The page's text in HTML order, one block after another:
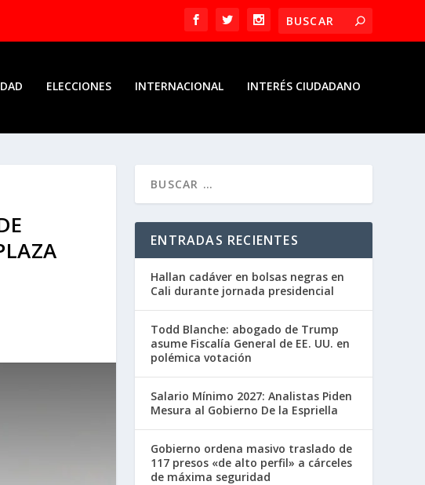
ELECCIONES INTERNACIONAL INTERÉS CIUDADANO
ENTRADAS RECIENTES
Hallan cadáver en bolsas negras en
Cali durante jornada presidencial
Todd Blanche: abogado de Trump
asume Fiscalía General de EE. UU. en
polémica votación
Salario Mínimo 2027: Analistas Piden
Mesura al Gobierno De la Espriella
Gobierno ordena masivo traslado de
117 presos «de alto perfil» a cárceles
de máxima seguridad